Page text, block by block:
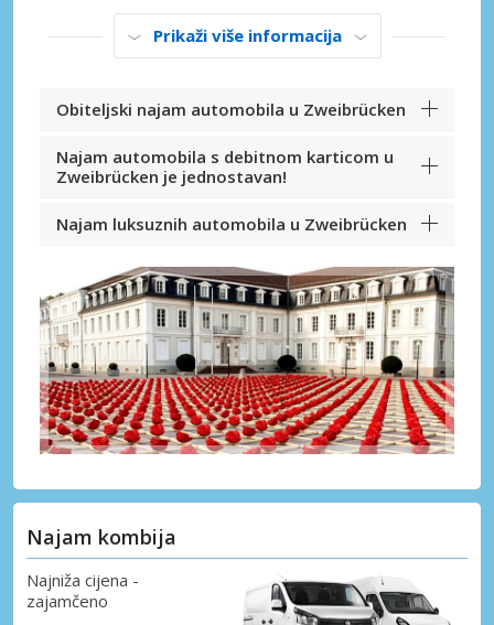
Prikaži više informacija
Obiteljski najam automobila u Zweibrücken
Najam automobila s debitnom karticom u
Zweibrücken je jednostavan!
Najam luksuznih automobila u Zweibrücken
Najam kombija
Najniža cijena -
zajamčeno